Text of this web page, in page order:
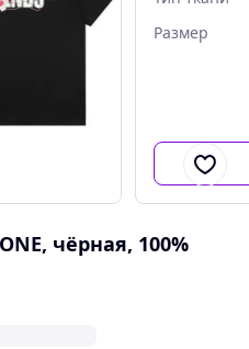
Размер
чёрная, 100%